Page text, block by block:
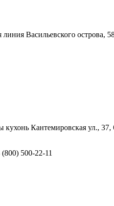
линия Васильевского острова,
кухонь Кантемировская ул.,
500-22-11